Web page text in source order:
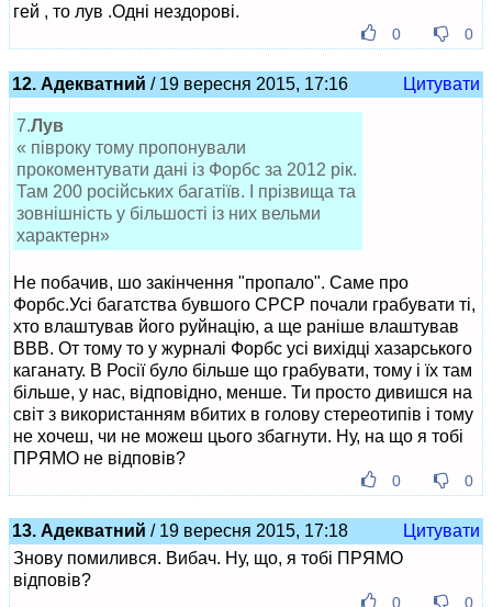
гей , то лув .Одні нездорові.
0 0
12. Адекватний / 19 вересня 2015, 17:16 Цитувати
7.Лув
« півроку тому пропонували
прокоментувати дані із Форбс за 2012 рік.
Там 200 російських багатіїв. І прізвища та
зовнішність у більшості із них вельми
характерн»
Не побачив, шо закінчення "пропало". Саме про
Форбс.Усі багатства бувшого СРСР почали грабувати ті,
хто влаштував його руйнацію, а ще раніше влаштував
ВВВ. От тому то у журналі Форбс усі вихідці хазарського
каганату. В Росії було більше що грабувати, тому і їх там
більше, у нас, відповідно, менше. Ти просто дивишся на
світ з використанням вбитих в голову стереотипів і тому
не хочеш, чи не можеш цього збагнути. Ну, на що я тобі
ПРЯМО не відповів?
0 0
13. Адекватний / 19 вересня 2015, 17:18
Цитувати
Знову помилився. Вибач. Ну, що, я тобі ПРЯМО
відповів?
0 0